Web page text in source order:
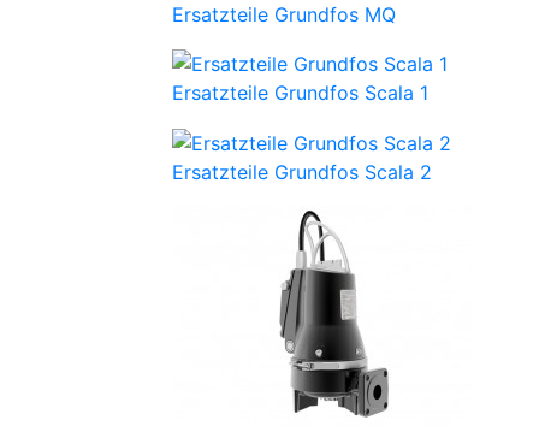
Ersatzteile Grundfos MQ
Ersatzteile Grundfos Scala 1
Ersatzteile Grundfos Scala 2